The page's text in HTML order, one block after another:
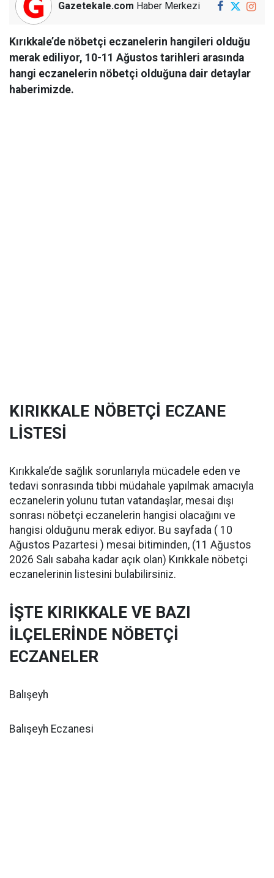
Gazetekale.com Haber Merkezi
Kırıkkale’de nöbetçi eczanelerin hangileri olduğu
merak ediliyor, 10-11 Ağustos tarihleri arasında
hangi eczanelerin nöbetçi olduğuna dair detaylar
haberimizde.
KIRIKKALE NÖBETÇİ ECZANE
LİSTESİ
Kırıkkale’de sağlık sorunlarıyla mücadele eden ve
tedavi sonrasında tıbbi müdahale yapılmak amacıyla
eczanelerin yolunu tutan vatandaşlar, mesai dışı
sonrası nöbetçi eczanelerin hangisi olacağını ve
hangisi olduğunu merak ediyor. Bu sayfada ( 10
Ağustos Pazartesi ) mesai bitiminden, (11 Ağustos
2026 Salı sabaha kadar açık olan) Kırıkkale nöbetçi
eczanelerinin listesini bulabilirsiniz.
İŞTE KIRIKKALE VE BAZI
İLÇELERİNDE NÖBETÇİ
ECZANELER
Balışeyh
Balışeyh Eczanesi